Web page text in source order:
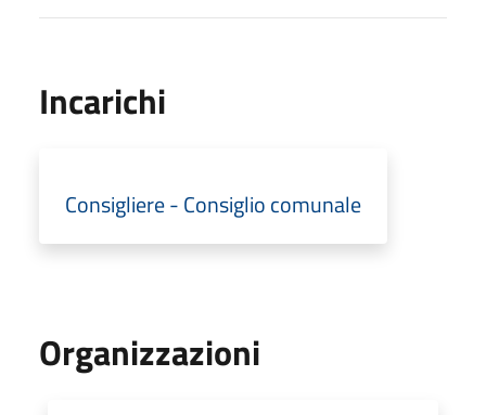
Incarichi
Consigliere - Consiglio comunale
Organizzazioni